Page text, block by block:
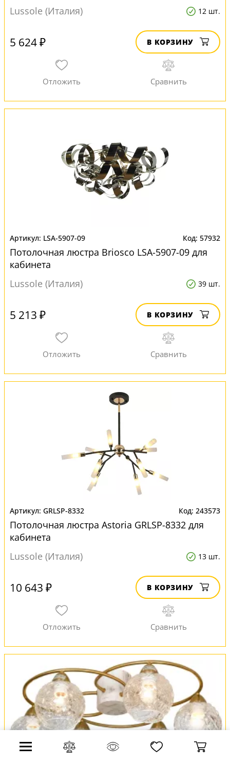
Lussole (Италия)
12 шт.
5 624 ₽ В КОРЗИНУ
LSA-5907-09 57932
Потолочная люстра Briosco LSA-5907-09 для
кабинета
Lussole (Италия)
39 шт.
5 213 ₽ В КОРЗИНУ
GRLSP-8332 243573
Потолочная люстра Astoria GRLSP-8332 для
кабинета
Lussole (Италия)
13 шт.
10 643 ₽ В КОРЗИНУ